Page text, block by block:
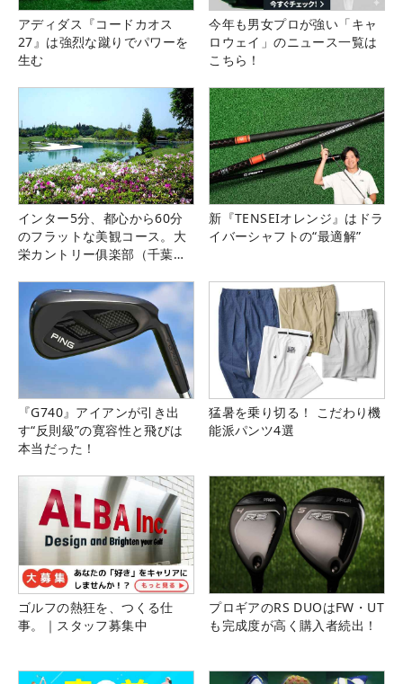
アディダス『コードカオス
27』は強烈な蹴りでパワーを
生む
今年も男女プロが強い「キャ
ロウェイ」のニュース一覧は
こちら！
インター5分、都心から60分
のフラットな美観コース。大
栄カントリー俱楽部（千葉
新『TENSEIオレンジ』はドラ
イバーシャフトの“最適解”
『G740』アイアンが引き出
す“反則級”の寛容性と飛びは
本当だった！
猛暑を乗り切る！ こだわり機
能派パンツ4選
ゴルフの熱狂を、つくる仕
事。｜スタッフ募集中
プロギアのRS DUOはFW・UT
も完成度が高く購入者続出！